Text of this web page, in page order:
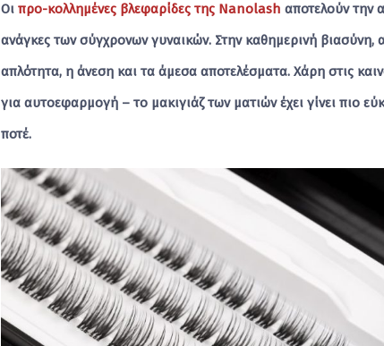
Οι προ-κολλημένες βλεφαρίδες της Nanolash αποτελούν την
ανάγκες των σύγχρονων γυναικών. Στην καθημερινή βιασύνη,
απλότητα, η άνεση και τα άμεσα αποτελέσματα. Χάρη στις
για αυτοεφαρμογή – το μακιγιάζ των ματιών έχει γίνει πιο
ποτέ.